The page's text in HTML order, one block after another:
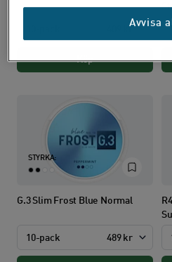
409 kr
Köp
STYRKA:
G.3 Slim Frost Blue Normal
10-pack 489 kr
Avvisa